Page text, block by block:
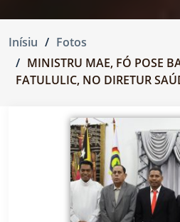
Inísiu
Fotos
MINISTRU MAE, FÓ POSE
FATULULIC, NO DIRETUR